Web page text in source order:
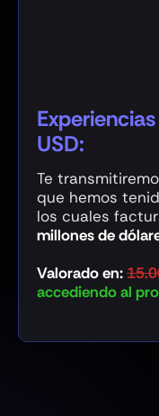
USD:
Te
que hemos
los cuales
millones de
Valorado en:
accediendo al